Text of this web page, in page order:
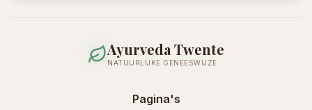
Ayurveda Twente
NATUURLIJKE GENEESWIJZE
Pagina's